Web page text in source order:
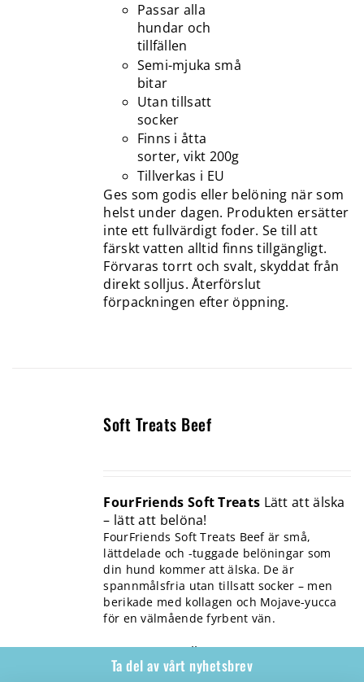
Ta del av vårt nyhetsbrev
Passar alla
hundar och
tillfällen
Semi-mjuka små
bitar
Utan tillsatt
socker
Finns i åtta
sorter, vikt 200g
Tillverkas i EU
Ges som godis eller belöning när som
helst under dagen. Produkten ersätter
inte ett fullvärdigt foder. Se till att
färskt vatten alltid finns tillgängligt.
Förvaras torrt och svalt, skyddat från
direkt solljus. Återförslut
förpackningen efter öppning.
Soft Treats Beef
FourFriends Soft Treats Lätt att älska
– lätt att belöna!
FourFriends Soft Treats Beef är små,
lättdelade och -tuggade belöningar som
din hund kommer att älska. De är
spannmålsfria utan tillsatt socker – men
berikade med kollagen och Mojave-yucca
för en välmående fyrbent vän.
Passar alla
hundar och